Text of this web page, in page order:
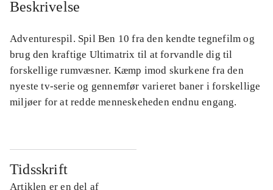
Beskrivelse
Adventurespil. Spil Ben 10 fra den kendte tegnefilm og
brug den kraftige Ultimatrix til at forvandle dig til
forskellige rumvæsner. Kæmp imod skurkene fra den
nyeste tv-serie og gennemfør varieret baner i forskellige
miljøer for at redde menneskeheden endnu engang.
Tidsskrift
Artiklen er en del af